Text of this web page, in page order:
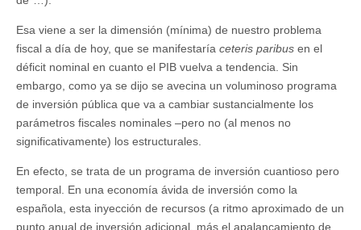
Esa viene a ser la dimensión (mínima) de nuestro problema
fiscal a día de hoy, que se manifestaría ceteris paribus en el
déficit nominal en cuanto el PIB vuelva a tendencia. Sin
embargo, como ya se dijo se avecina un voluminoso programa
de inversión pública que va a cambiar sustancialmente los
parámetros fiscales nominales –pero no (al menos no
significativamente) los estructurales.
En efecto, se trata de un programa de inversión cuantioso pero
temporal. En una economía ávida de inversión como la
española, esta inyección de recursos (a ritmo aproximado de un
punto anual de inversión adicional, más el apalancamiento de